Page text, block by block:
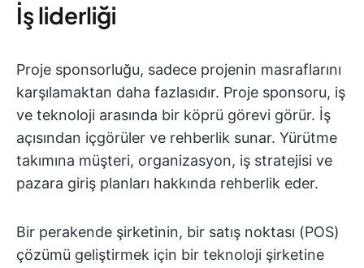
İş liderliği
Proje sponsorluğu, sadece projenin masraflarını
karşılamaktan daha fazlasıdır. Proje sponsoru, iş
ve teknoloji arasında bir köprü görevi görür. İş
açısından içgörüler ve rehberlik sunar. Yürütme
takımına müşteri, organizasyon, iş stratejisi ve
pazara giriş planları hakkında rehberlik eder.
Bir perakende şirketinin, bir satış noktası (POS)
çözümü geliştirmek için bir teknoloji şirketine